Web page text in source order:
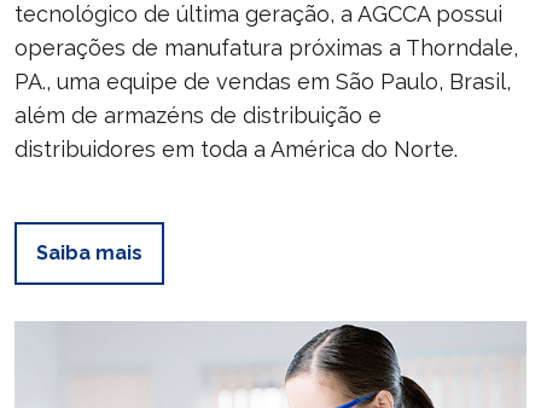
tecnológico de última geração, a AGCCA possui
operações de manufatura próximas a Thorndale,
PA., uma equipe de vendas em São Paulo, Brasil,
além de armazéns de distribuição e
distribuidores em toda a América do Norte.
Saiba mais